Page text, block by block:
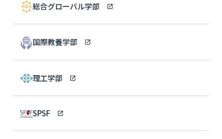
総合グローバル学部
国際教養学部
理工学部
SPSF